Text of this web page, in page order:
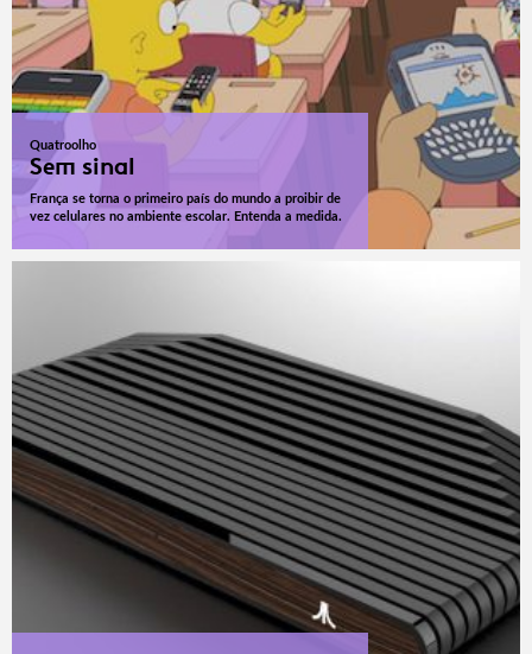
Quatroolho
Sem sinal
França se torna o primeiro país do mundo a proibir de
vez celulares no ambiente escolar. Entenda a medida.